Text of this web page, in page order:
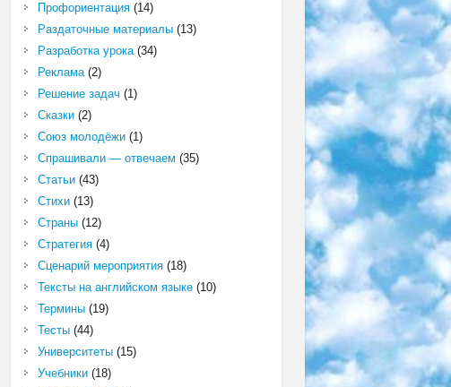
Профориентация(14)
Раздаточные материалы(13)
Разработка урока(34)
Реклама(2)
Решение задач (1)
Сказки(2)
Союз молодёжи(1)
Спрашивали — отвечаем (35)
Статьи(43)
Стихи(13)
Страны(12)
Стратегия(4)
Сценарий мероприятия(18)
Тексты на английском языке(10)
Термины(19)
Тесты(44)
Университеты(15)
Учебники(18)